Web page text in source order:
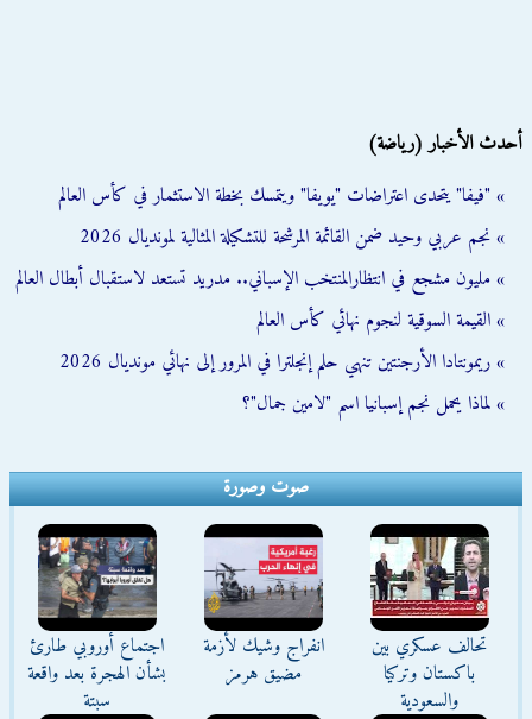
أحدث الأخبار (رياضة)
» "فيفا" يتحدى اعتراضات "يويفا" ويتمسك بخطة الاستثمار في كأس العالم
» نجم عربي وحيد ضمن القائمة المرشحة للتشكيلة المثالية لمونديال 2026
» مليون مشجع في انتظارالمنتخب الإسباني.. مدريد تستعد لاستقبال أبطال العالم
» القيمة السوقية لنجوم نهائي كأس العالم
» ريمونتادا الأرجنتين تنهي حلم إنجلترا في المرور إلى نهائي مونديال 2026
» لماذا يحمل نجم إسبانيا اسم "لامين جمال"؟
صوت وصورة
تحالف عسكري بين
باكستان وتركيا
والسعودية
انفراج وشيك لأزمة
مضيق هرمز
اجتماع أوروبي طارئ
بشأن الهجرة بعد واقعة
سبتة